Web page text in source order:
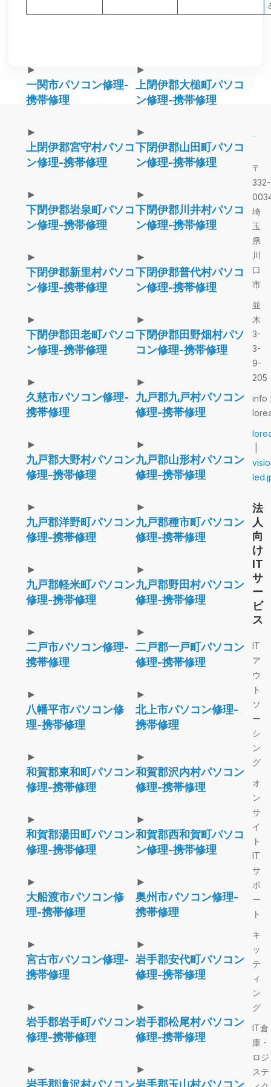
►
一関市パソコン修理-
携帯修理
►
上閉伊郡大槌町パソコ
ン修理-携帯修理
►
上閉伊郡宮守村パソコ
ン修理-携帯修理
►
下閉伊郡山田町パソコ
ン修理-携帯修理
►
下閉伊郡岩泉町パソコ
ン修理-携帯修理
►
下閉伊郡川井村パソコ
ン修理-携帯修理
►
下閉伊郡新里村パソコ
ン修理-携帯修理
►
下閉伊郡普代村パソコ
ン修理-携帯修理
►
下閉伊郡田老町パソコ
ン修理-携帯修理
►
下閉伊郡田野畑村パソ
コン修理-携帯修理
►
久慈市パソコン修理-
携帯修理
►
九戸郡九戸村パソコン
修理-携帯修理
►
九戸郡大野村パソコン
修理-携帯修理
►
九戸郡山形村パソコン
修理-携帯修理
►
九戸郡洋野町パソコン
修理-携帯修理
►
九戸郡種市町パソコン
修理-携帯修理
►
九戸郡軽米町パソコン
修理-携帯修理
►
九戸郡野田村パソコン
修理-携帯修理
►
二戸市パソコン修理-
携帯修理
►
二戸郡一戸町パソコン
修理-携帯修理
►
八幡平市パソコン修
理-携帯修理
►
北上市パソコン修理-
携帯修理
►
和賀郡東和町パソコン
修理-携帯修理
►
和賀郡沢内村パソコン
修理-携帯修理
►
和賀郡湯田町パソコン
修理-携帯修理
►
和賀郡西和賀町パソコ
ン修理-携帯修理
►
大船渡市パソコン修
理-携帯修理
►
奥州市パソコン修理-
携帯修理
►
宮古市パソコン修理-
携帯修理
►
岩手郡安代町パソコン
修理-携帯修理
►
岩手郡岩手町パソコン
修理-携帯修理
►
岩手郡松尾村パソコン
修理-携帯修理
►
►
〒
332-
埼
玉
県
川
口
市
並
木
3-
3-
9-
205
info
法
人
向
け
IT
サ
ー
ビ
ス
IT
ア
ウ
ト
ソ
ー
シ
ン
グ
オ
ン
サ
イ
ト
IT
サ
ポ
ー
ト
キ
ッ
テ
ィ
ン
グ
IT倉
庫・
ロジ
ステ